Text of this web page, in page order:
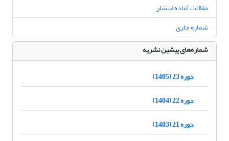
مقالات آماده انتشار
شماره جاری
شماره‌های پیشین نشریه
دوره 23 (1405)
دوره 22 (1404)
دوره 21 (1403)